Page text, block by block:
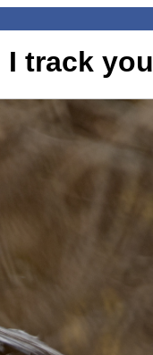
I track you